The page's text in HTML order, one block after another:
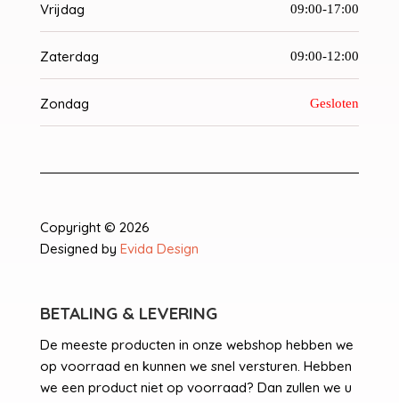
Vrijdag 09:00-17:00
Zaterdag 09:00-12:00
Zondag Gesloten
Copyright © 2026
Designed by Evida Design
BETALING & LEVERING
De meeste producten in onze webshop hebben we
op voorraad en kunnen we snel versturen. Hebben
we een product niet op voorraad? Dan zullen we u